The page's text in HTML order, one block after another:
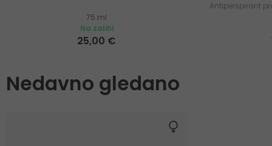
75 ml
Na zalihi
25,00 €
Antiperspirant
Nedavno gledano